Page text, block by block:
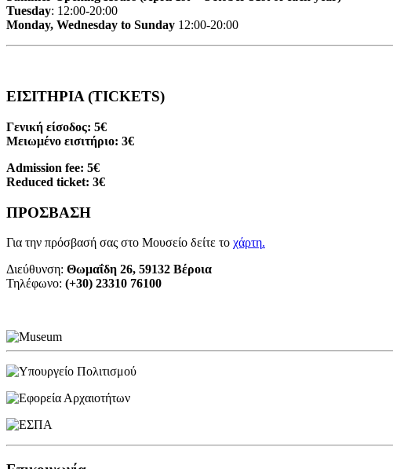
Tuesday: 12:00-20:00
Monday, Wednesday to Sunday 12:00-20:00
ΕΙΣΙΤΗΡΙΑ (TICKETS)
Γενική είσοδος: 5€
Μειωμένο εισιτήριο: 3€
Admission fee: 5€
Reduced ticket: 3€
ΠΡΟΣΒΑΣΗ
Για την πρόσβασή σας στο Μουσείο δείτε το χάρτη.
Διεύθυνση: Θωμαΐδη 26, 59132 Βέροια
Τηλέφωνο: (+30) 23310 76100